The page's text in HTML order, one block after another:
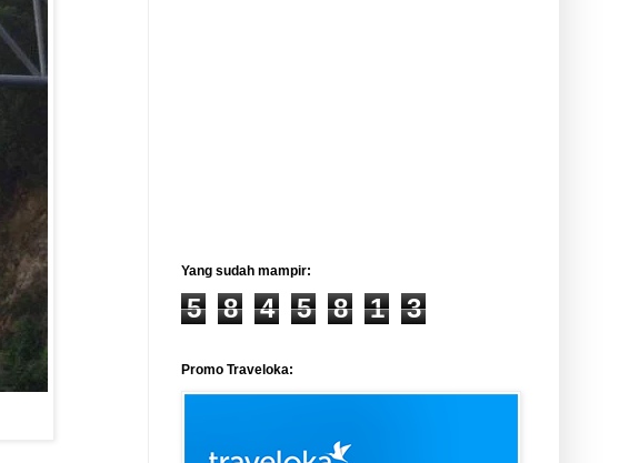
Yang sudah mampir:
5 8 4 5 8 1 3
Promo Traveloka: